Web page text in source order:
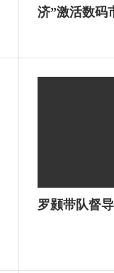
济”激活数码
罗颢带队督